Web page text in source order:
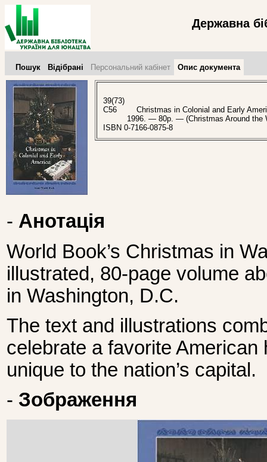
Державна
Пошук Відібрані Персональний кабінет Опис документа
39(73)
C56
Christmas in Colonial and Early
1996. — 80p. — (Christmas Around
ISBN 0-7166-0875-8
- Анотація
World Book’s Christmas in
illustrated, 80-page volume
in Washington, D.C.
The text and illustrations
celebrate a favorite
unique to the nation’s capital.
- Зображення